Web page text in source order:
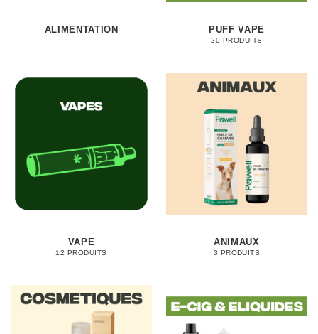
ALIMENTATION PUFF VAPE
20 PRODUITS
VAPE
12 PRODUITS
ANIMAUX
3 PRODUITS